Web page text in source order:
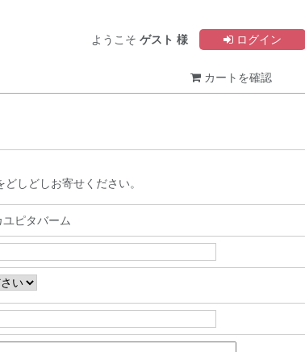
ようこそ ゲスト 様 ログイン
カートを確認
しどしお寄せください。
ユピタバーム